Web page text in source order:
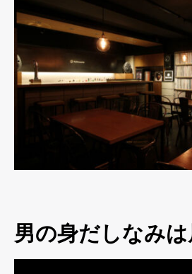
男の身だしなみは